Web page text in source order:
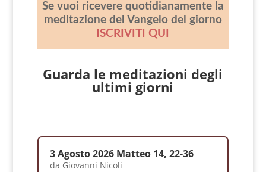
Se vuoi ricevere quotidianamente la
meditazione del Vangelo del giorno
ISCRIVITI QUI
Guarda le meditazioni degli
ultimi giorni
3 Agosto 2026 Matteo 14, 22-36
da Giovanni Nicoli